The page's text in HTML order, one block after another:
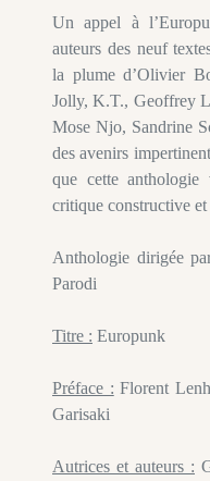
Un appel à
auteurs des neuf
la plume d’Olivier
Jolly, K.T., Geoffrey
Mose Njo, Sandrine
des avenirs
que cette
critique constructive et
Anthologie dirigée
Parodi
Titre : Europunk
Préface : Florent
Garisaki
Autrices et auteurs :